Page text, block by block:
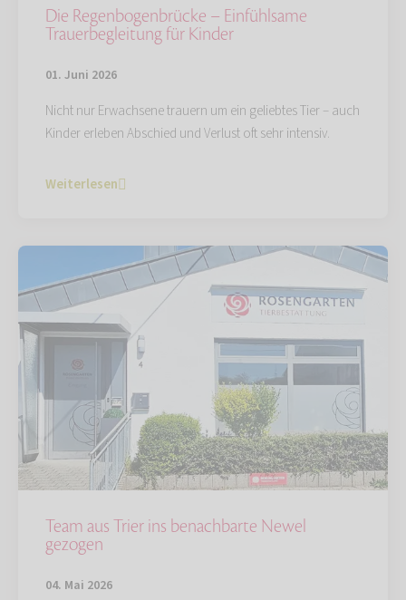
Die Regenbogenbrücke – Einfühlsame
Trauerbegleitung für Kinder
01. Juni 2026
Nicht nur Erwachsene trauern um ein geliebtes Tier – auch
Kinder erleben Abschied und Verlust oft sehr intensiv.
Weiterlesen
Team aus Trier ins benachbarte Newel
gezogen
04. Mai 2026